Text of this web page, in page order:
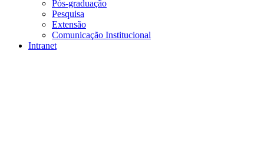
Pós-graduação
Pesquisa
Extensão
Comunicação Institucional
Intranet